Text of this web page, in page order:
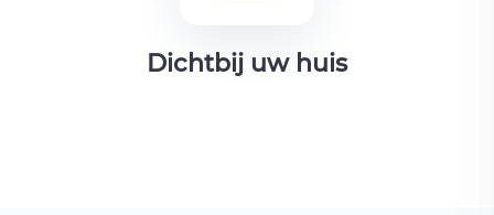
Dichtbij uw huis